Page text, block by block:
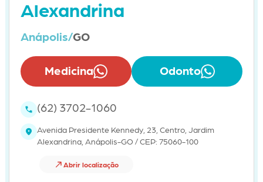
Alexandrina
Anápolis/GO
Medicina Odonto
(62) 3702-1060
Avenida Presidente Kennedy, 23, Centro, Jardim
Alexandrina, Anápolis-GO / CEP: 75060-100
Abrir localização